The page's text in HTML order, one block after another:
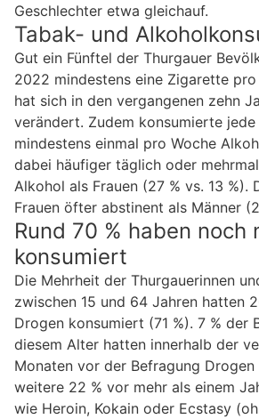
Geschlechter etwa gleichauf.
Tabak- und
Gut ein Fünftel der Thurgauer
2022 mindestens eine Zigarette
hat sich in den vergangenen zehn
verändert. Zudem konsumierte
mindestens einmal pro Woche
dabei häufiger täglich oder
Alkohol als Frauen (27 % vs. 13 %).
Frauen öfter abstinent als Männer
Rund 70 % haben noch
konsumiert
Die Mehrheit der Thurgauerinnen
zwischen 15 und 64 Jahren hatten
Drogen konsumiert (71 %). 7 % der
diesem Alter hatten innerhalb der
Monaten vor der Befragung Drogen
weitere 22 % vor mehr als einem
wie Heroin, Kokain oder Ecstasy